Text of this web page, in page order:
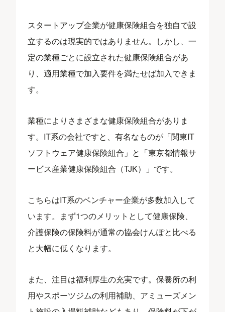
スタートアップ企業が健康保険組合を独自で設
立するのは現実的ではありません。しかし、一
定の業種ごとに設立された健康保険組合があ
り、適用業種で加入要件を満たせば加入できま
す。
業種によりさまざまな健康保険組合がありま
す。IT系の会社ですと、有名なものが「関東IT
ソフトウェア健康保険組合」と「東京都情報サ
ービス産業健康保険組合（TJK）」です。
こちらはIT系のベンチャー企業が多数加入して
います。まず1つのメリットとして健康保険、
介護保険の保険料が通常の協会けんぽと比べる
と大幅に低くなります。
また、注目は福利厚生の充実です。保養所の利
用やスポーツジムの利用補助、アミューズメン